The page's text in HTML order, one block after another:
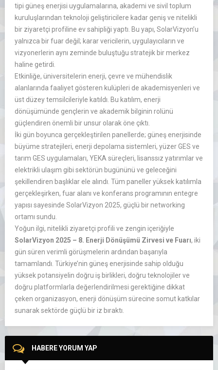
tipi güneş enerjisi uygulamalarına, akademi ve sivil toplum
kuruluşlarından teknoloji geliştiricilere kadar geniş ve nitelikli
bir ziyaretçi profiline ev sahipliği yaptı. Bu yapı, SolarVizyon’u
yalnızca bir fuar değil; karar vericilerin, uygulayıcıların ve
vizyonerlerin aynı zeminde buluştuğu stratejik bir merkez
haline getirdi.
Etkinliğe, üniversitelerin enerji, çevre ve mühendislik
alanlarında faaliyet gösteren kulüpleri de akademisyenleri ve
üst düzey temsilcileriyle katıldı. Bu katılım, enerji
dönüşümünde gençlerin ve akademik bilginin rolünü
güçlendiren önemli bir unsur olarak öne çıktı.
İki gün boyunca gerçekleştirilen panellerde; güneş enerjisinde
büyüme stratejileri, enerji depolama sistemleri, yüzer GES ve
tarım GES uygulamaları, YEKA süreçleri, lisanssız yatırımlar ve
elektrikli ulaşım gibi sektörün bugününü ve geleceğini
şekillendiren başlıklar ele alındı. Tüm paneller yüksek katılımla
gerçekleşirken, fuar alanı ve konferans programının entegre
yapısı sayesinde SolarVizyon 2025, güçlü bir networking
ortamı sundu.
Yoğun ilgi, nitelikli ziyaretçi profili ve zengin içeriğiyle
SolarVizyon 2025 – 8. Enerji Dönüşümü Zirvesi ve Fuarı, iki
gün süren verimli görüşmelerin ardından başarıyla
tamamlandı. Türkiye’nin güneş enerjisinde sahip olduğu
yüksek potansiyelin doğru iş birlikleri, doğru teknolojiler ve
doğru platformlarla değerlendirilmesi gerektiğine dikkat
çeken organizasyon, enerji dönüşüm sürecine somut katkılar
sunarak sektörde güçlü bir iz bıraktı.
HABERE YORUM YAP